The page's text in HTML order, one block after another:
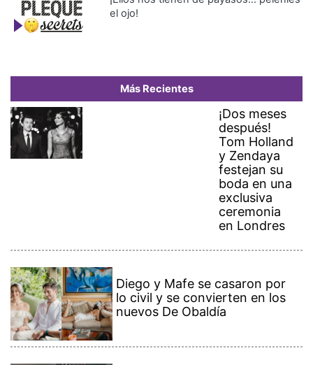
el ojo!
Más Recientes
¡Dos meses
después!
Tom Holland
y Zendaya
festejan su
boda en una
exclusiva
ceremonia
en Londres
Diego y Mafe se casaron por
lo civil y se convierten en los
nuevos De Obaldía